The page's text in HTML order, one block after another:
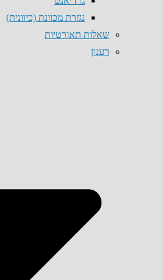
נגזרת מכוונת (כיוונית)
שאלות תאורטיות
רענון